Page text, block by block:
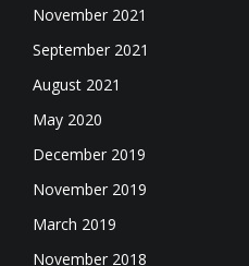
November 2021
September 2021
August 2021
May 2020
December 2019
November 2019
March 2019
November 2018